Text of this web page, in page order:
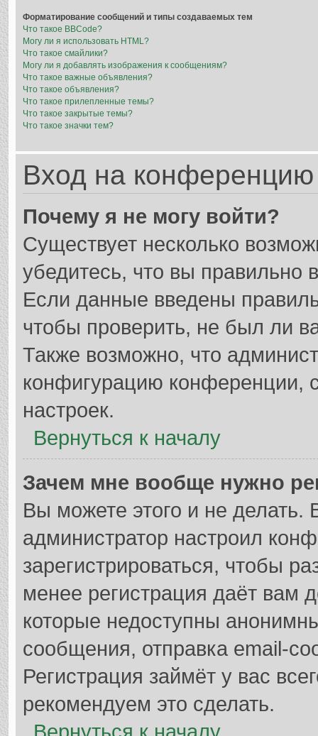
Форматирование сообщений и типы создаваемых тем
Что такое BBCode?
Могу ли я использовать HTML?
Что такое смайлики?
Могу ли я добавлять изображения к сообщениям?
Что такое важные объявления?
Что такое объявления?
Что такое прилепленные темы?
Что такое закрытые темы?
Что такое значки тем?
Вход на конференцию
Почему я не могу войти?
Существует несколько
убедитесь, что вы правильно
Если данные введены
чтобы проверить, не был ли
Также возможно, что
конфигурацию конференции,
настроек.
Вернуться к началу
Зачем мне вообще нужно
Вы можете этого и не делать.
администратор настроил
зарегистрироваться, чтобы
менее регистрация даёт вам
которые недоступны
сообщения, отправка email-
Регистрация займёт у вас
рекомендуем это сделать.